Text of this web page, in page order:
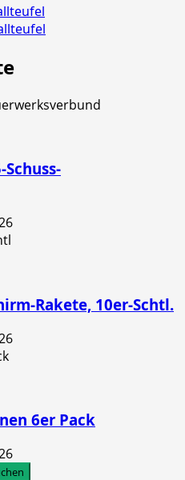
Rakete, 10er-Schtl.
6er Pack